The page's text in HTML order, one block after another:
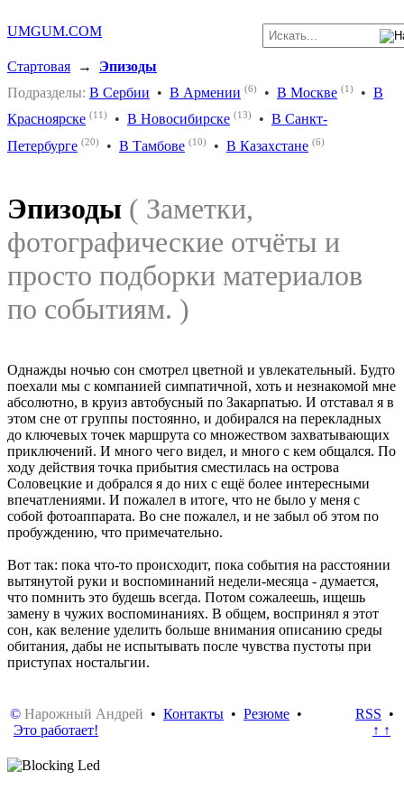
UMGUM.COM
Стартовая → Эпизоды
Подразделы: В Сербии • В Армении (6) • В Москве (1) • В
Красноярске (11) • В Новосибирске (13) • В Санкт-
Петербурге (20) • В Тамбове (10) • В Казахстане (6)
Эпизоды ( Заметки,
фотографические отчёты и
просто подборки материалов
по событиям. )
Однажды ночью сон смотрел цветной и увлекательный. Будто
поехали мы с компанией симпатичной, хоть и незнакомой мне
абсолютно, в круиз автобусный по Закарпатью. И отставал я в
этом сне от группы постоянно, и добирался на перекладных
до ключевых точек маршрута со множеством захватывающих
приключений. И много чего видел, и много с кем общался. По
ходу действия точка прибытия сместилась на острова
Соловецкие и добрался я до них с ещё более интересными
впечатлениями. И пожалел в итоге, что не было у меня с
собой фотоаппарата. Во сне пожалел, и не забыл об этом по
пробуждению, что примечательно.
Вот так: пока что-то происходит, пока события на расстоянии
вытянутой руки и воспоминаний недели-месяца - думается,
что помнить это будешь всегда. Потом сожалеешь, ищешь
замену в чужих воспоминаниях. В общем, воспринял я этот
сон, как веление уделить больше внимания описанию среды
обитания, дабы не испытывать после чувства пустоты при
приступах ностальгии.
© Нарожный Андрей • Контакты • Резюме •
Это работает!
RSS •
↑ ↑